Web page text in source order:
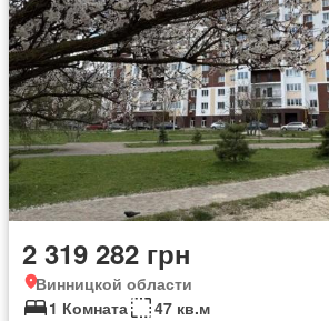
2 319 282 грн
Винницкой области
1 Комната
47 кв.м